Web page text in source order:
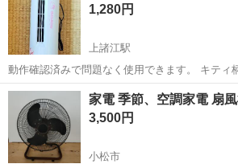
1,280円
上諸江駅
動作確認済みで問題なく使用できます。 キティ柄。 お渡し方法は
フ参照
石川 金沢市 上諸江駅 季節、空調家
家電 季節、空調家電 扇
3,500円
小松市